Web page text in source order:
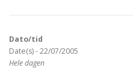
OM GRANLI INFO
Dato/tid
Date(s) - 22/07/2005
Hele dagen